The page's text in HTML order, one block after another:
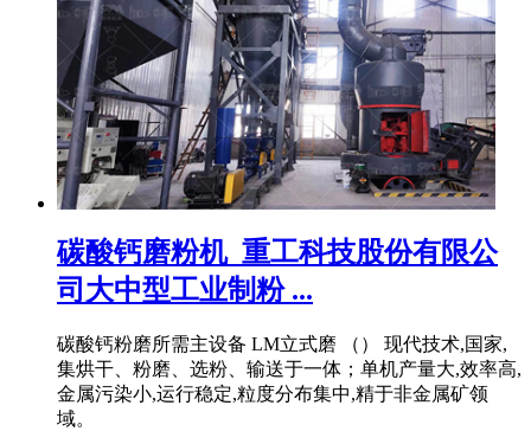
碳酸钙磨粉机_重工科技股份有限公
司大中型工业制粉 ...
碳酸钙粉磨所需主设备 LM立式磨 （） 现代技术,国家,
集烘干、粉磨、选粉、输送于一体；单机产量大,效率高,
金属污染小,运行稳定,粒度分布集中,精于非金属矿领
域。